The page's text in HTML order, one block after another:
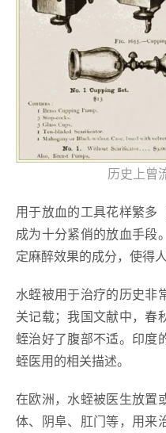
历史上曾
用于放血的工具花样繁多
成为十分紧俏的放血手段
定麻醉效果的成分，使得
水蛭被用于治疗的历史非
关记载；我国文献中，春
蛭治好了腹部不适。印度
蛭医用的相关描述。
在欧洲，水蛭被医生放置
体、阴阜、肛门等，用来